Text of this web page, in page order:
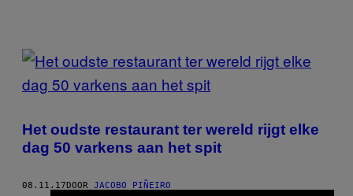
POSTS
BY
THIS
AUTHOR
Het oudste restaurant ter wereld rijgt elke
dag 50 varkens aan het spit
08.11.17DOOR JACOBO PIÑEIRO